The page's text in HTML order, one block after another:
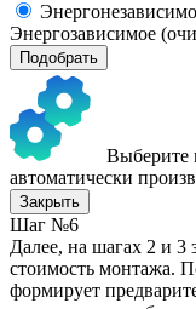
Энергозависимое
Подобрать
Выберите
автоматически
Закрыть
Шаг №6
Далее, на шагах 2 и
стоимость монтажа.
формирует